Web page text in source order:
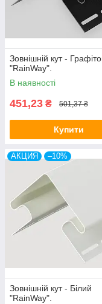
Зовнішній кут -
"RainWay".
В наявності
451,23 ₴ 501,37 ₴
Купити
АКЦИЯ –10%
Зовнішній кут - Білий
"RainWay".